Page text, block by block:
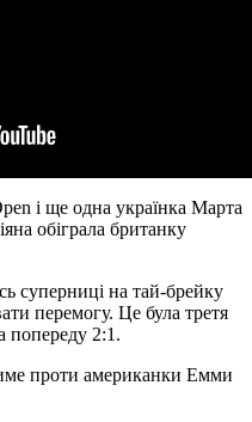
і ще одна українка Марта
обіграла британку
суперниці на тай-брейку
перемогу. Це була третя
попереду 2:1.
проти американки Емми